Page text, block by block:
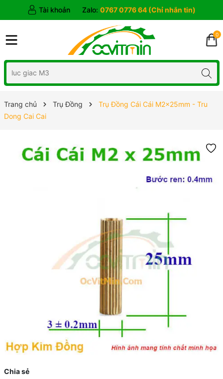
Tài khoản Zalo: 0767 0776 64 (Chỉ nhắn tin)
0
Trang chủ Trụ Đồng
Trụ Đồng Cái Cái M2x25mm - Tru
Dong Cai Cai
Chia sẻ